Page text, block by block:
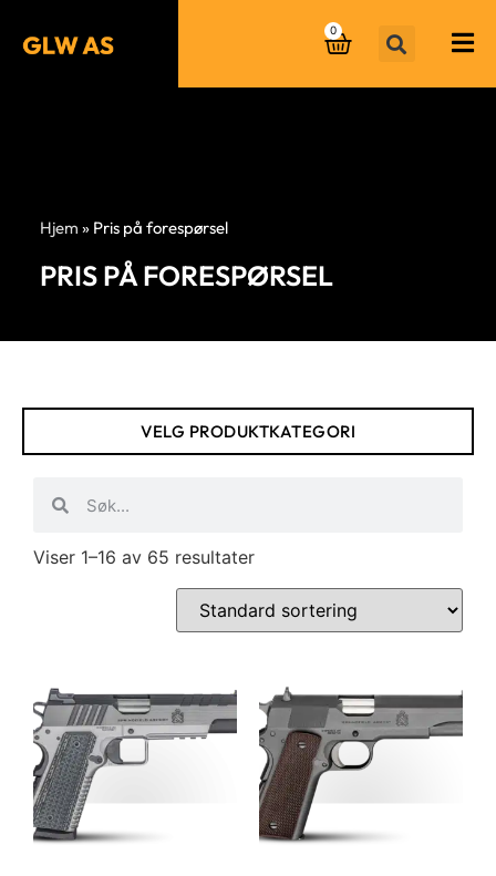
0
Hjem » Pris på forespørsel
PRIS PÅ FORESPØRSEL
VELG PRODUKTKATEGORI
Viser 1–16 av 65 resultater